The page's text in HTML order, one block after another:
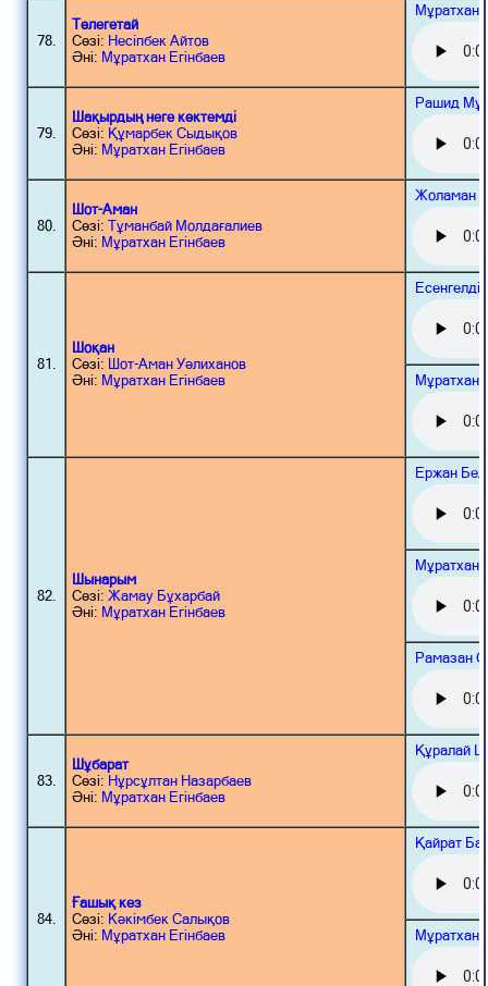
78.
Төлегетай
Сөзі: Несіпбек Айтов
Әні: Мұратхан Егінбаев
Мұратхан
79.
Шақырдың неге көктемді
Сөзі: Құмарбек Сыдықов
Әні: Мұратхан Егінбаев
Рашид
80.
Шот-Аман
Сөзі: Тұманбай Молдағалиев
Әні: Мұратхан Егінбаев
Жоламан
81.
Шоқан
Сөзі: Шот-Аман Уәлиханов
Әні: Мұратхан Егінбаев Мұратхан
82.
Шынарым
Сөзі: Жамау Бұхарбай
Әні: Мұратхан Егінбаев
Ержан
Мұратхан
Рамазан
83.
Шұбарат
Сөзі: Нұрсұлтан Назарбаев
Әні: Мұратхан Егінбаев
Құралай
84.
Ғашық кез
Сөзі: Кәкімбек Салықов
Әні: Мұратхан Егінбаев
Қайрат
Мұратхан